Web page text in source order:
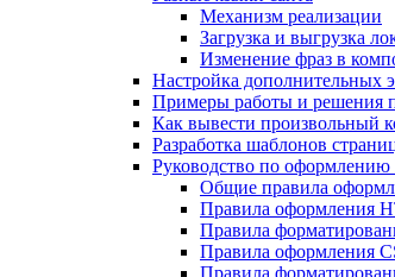
Механизм реализации
Загрузка и выгрузка
Изменение фраз в
Настройка дополнительных
Примеры работы и решения
Как вывести произвольный
Разработка шаблонов
Руководство по
Общие правила
Правила оформления
Правила
Правила оформления
Правила